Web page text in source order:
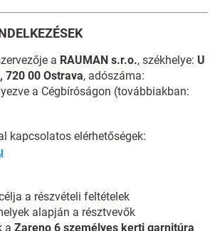
a RAUMAN s.r.o., székhelye: U
720 00 Ostrava, adószáma:
a Cégbíróságon (továbbiakban:
kapcsolatos elérhetőségek:
a részvételi feltételek
alapján a résztvevők
a Zareno 6 személyes kerti garnitúra